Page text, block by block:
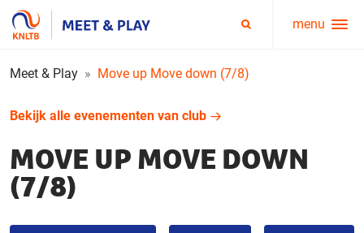
Service
menu
menu
Meet & Play Move up Move down (7/8)
Bekijk alle evenementen van club
MOVE UP MOVE DOWN
(7/8)